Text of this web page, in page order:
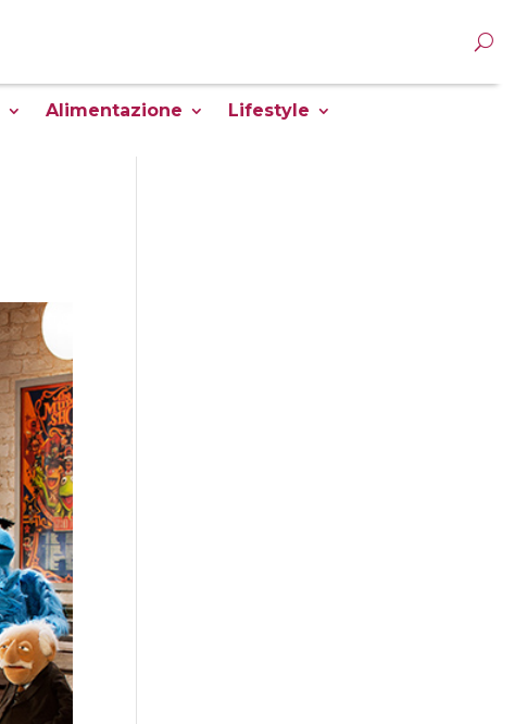
Alimentazione Lifestyle